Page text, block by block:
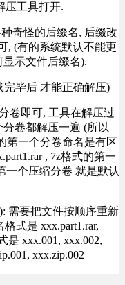
压工具打开.
奇怪的后缀名, 后缀改
, (有的系统默认不能更
示文件后缀名).
完毕后 才能正确解压)
卷即可, 工具在解压过
卷都解压一遍 (所以
第一个分卷命名是有区
, 7z格式的第一
一个压缩分卷 就是默认
需要把文件按顺序重新
式是 xxx.part1.rar,
是 xxx.001, xxx.002,
xxx.zip.002